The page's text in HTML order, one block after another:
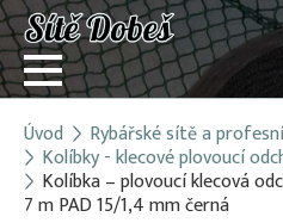
Přihlásit
Registrace
Úvod Rybářské sítě a
Kolíbky - klecové plovoucí
Kolíbka – plovoucí klecová
7 m PAD 15/1,4 mm černá